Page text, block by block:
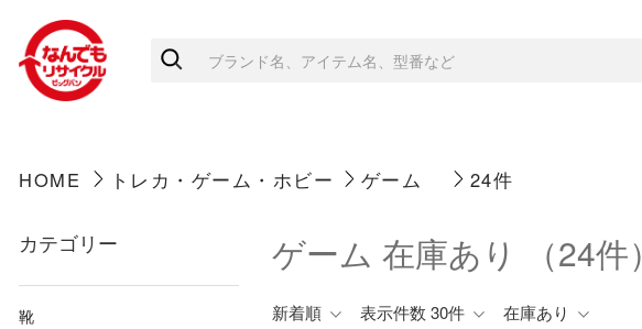
HOME トレカ・ゲーム・ホビー ゲーム 24件
カテゴリー
靴
ゲーム 在庫あり （24件）
新着順 表示件数 30件 在庫あり